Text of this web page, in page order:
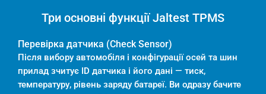
Три основні функції Jaltest TPMS
Перевірка датчика (Check Sensor)
Після вибору автомобіля і конфігурації осей та шин
прилад зчитує ID датчика і його дані — тиск,
температуру, рівень заряду батареї. Ви одразу бачите